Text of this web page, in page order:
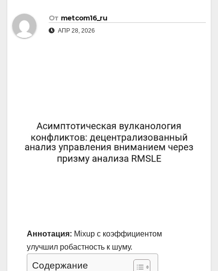
От metcom16_ru
АПР 28, 2026
Аннотация: Mixup с коэффициентом
улучшил робастность к шуму.
Содержание